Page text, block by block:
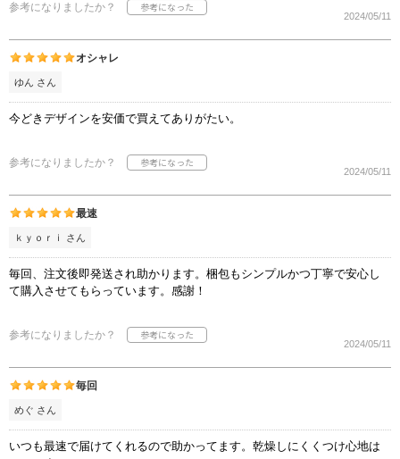
参考になりましたか？
2024/05/11
オシャレ
ゆん さん
今どきデザインを安価で買えてありがたい。
参考になりましたか？
2024/05/11
最速
ｋｙｏｒｉ さん
毎回、注文後即発送され助かります。梱包もシンプルかつ丁寧で安心し
て購入させてもらっています。感謝！
参考になりましたか？
2024/05/11
毎回
めぐ さん
いつも最速で届けてくれるので助かってます。乾燥しにくくつけ心地は